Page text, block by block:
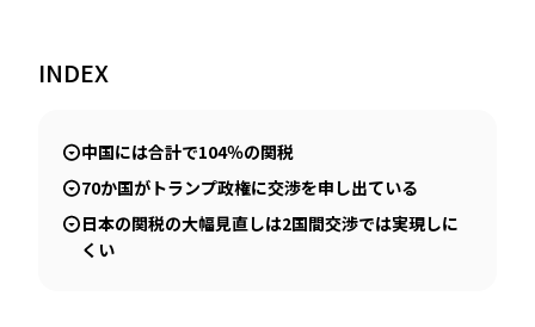
INDEX
中国には合計で104％の関税
70か国がトランプ政権に交渉を申し出ている
日本の関税の大幅見直しは2国間交渉では実現しに
くい